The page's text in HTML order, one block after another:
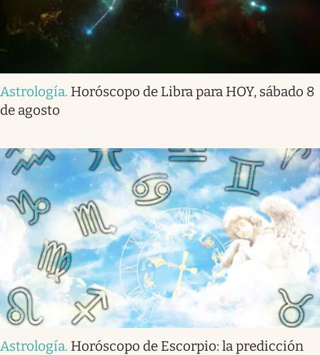
Astrología. Horóscopo de Libra para HOY, sábado 8
de agosto
Astrología. Horóscopo de Escorpio: la predicción